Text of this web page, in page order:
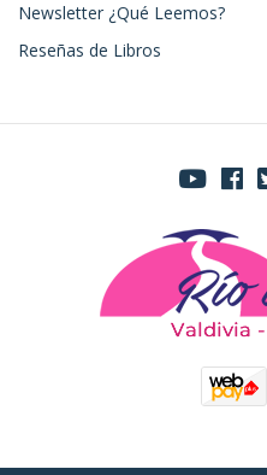
Newsletter ¿Qué Leemos?
Reseñas de Libros